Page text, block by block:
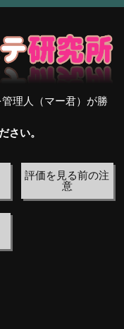
理人（マー君）が勝
さい。
評価を見る前の注
意